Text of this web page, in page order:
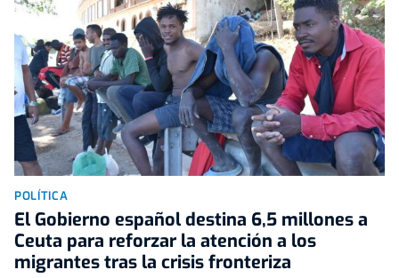
POLÍTICA
El Gobierno español destina 6,5 millones a
Ceuta para reforzar la atención a los
migrantes tras la crisis fronteriza